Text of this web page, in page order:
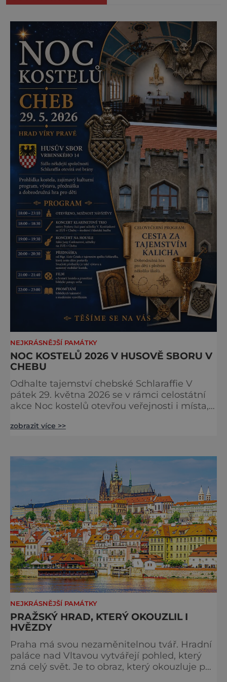
NEJKRÁSNĚJŠÍ PAMÁTKY
NOC KOSTELŮ 2026 V HUSOVĚ SBORU V
CHEBU
Odhalte tajemství chebské Schlaraffie V
pátek 29. května 2026 se v rámci celostátní
akce Noc kostelů otevřou veřejnosti i místa,
nejzajímavějších bude bezesporu Husův
večer plný historie, hudby, tajemství i
dobrodružství pro malé i velké návštěvníky.
Málokdo ví, že dnešní kos
zobrazit více >>
NEJKRÁSNĚJŠÍ PAMÁTKY
PRAŽSKÝ HRAD, KTERÝ OKOUZLIL I
HVĚZDY
Praha má svou nezaměnitelnou tvář. Hradní
paláce nad Vltavou vytvářejí pohled, který
zná celý svět. Je to obraz, který okouzluje po